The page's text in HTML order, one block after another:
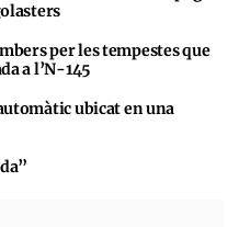
per les tempestes que
a l’N-145
ubicat en una